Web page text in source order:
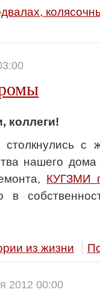
коллеги!
с
нашего дома
КУГЗМИ
в
из жизни
2012 00:00